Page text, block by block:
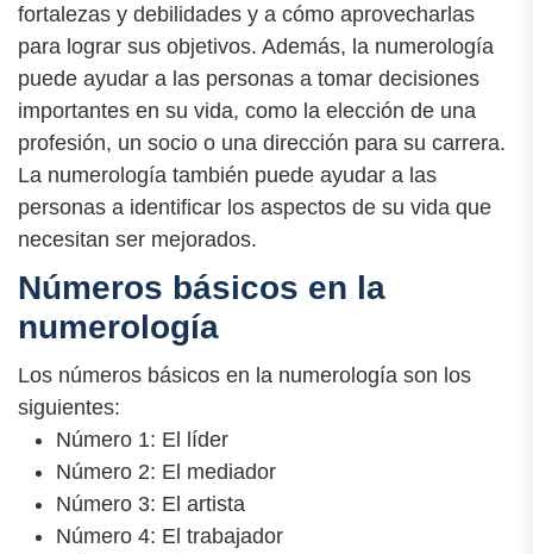
fortalezas y debilidades y a cómo aprovecharlas
para lograr sus objetivos. Además, la numerología
puede ayudar a las personas a tomar decisiones
importantes en su vida, como la elección de una
profesión, un socio o una dirección para su carrera.
La numerología también puede ayudar a las
personas a identificar los aspectos de su vida que
necesitan ser mejorados.
Números básicos en la
numerología
Los números básicos en la numerología son los
siguientes:
Número 1: El líder
Número 2: El mediador
Número 3: El artista
Número 4: El trabajador